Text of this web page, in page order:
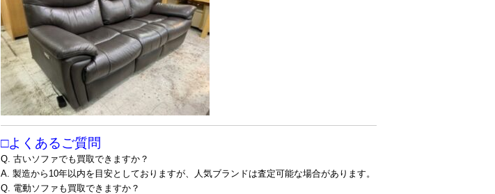
□よくあるご質問
Q. 古いソファでも買取できますか？
A. 製造から10年以内を目安としておりますが、人気ブランドは査定可能な場合があります。
Q. 電動ソファも買取できますか？